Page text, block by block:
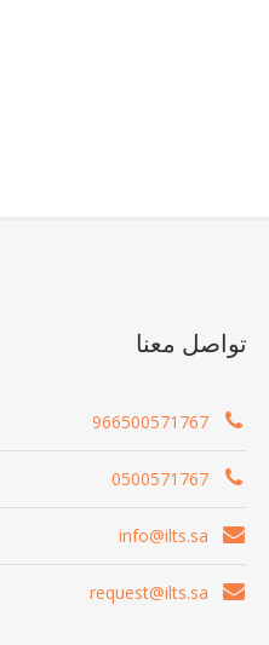
تواصل معنا
966500571767
0500571767
info@ilts.sa
request@ilts.sa